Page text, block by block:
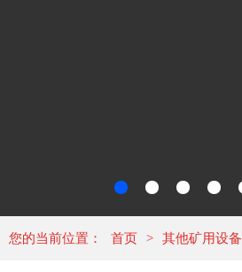
您的当前位置： 首页 > 其他矿用设备